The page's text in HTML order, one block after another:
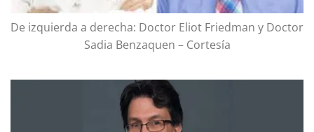
De izquierda a derecha: Doctor Eliot Friedman y Doctor
Sadia Benzaquen – Cortesía